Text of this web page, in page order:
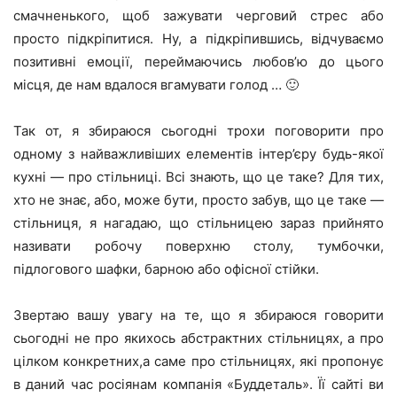
смачненького, щоб зажувати черговий стрес або
просто підкріпитися. Ну, а підкріпившись, відчуваємо
позитивні емоції, переймаючись любов’ю до цього
місця, де нам вдалося вгамувати голод … 🙂
Так от, я збираюся сьогодні трохи поговорити про
одному з найважливіших елементів інтер’єру будь-якої
кухні — про стільниці. Всі знають, що це таке? Для тих,
хто не знає, або, може бути, просто забув, що це таке —
стільниця, я нагадаю, що стільницею зараз прийнято
називати робочу поверхню столу, тумбочки,
підлогового шафки, барною або офісної стійки.
Звертаю вашу увагу на те, що я збираюся говорити
сьогодні не про якихось абстрактних стільницях, а про
цілком конкретних,а саме про стільницях, які пропонує
в даний час росіянам компанія «Буддеталь». Її сайті ви